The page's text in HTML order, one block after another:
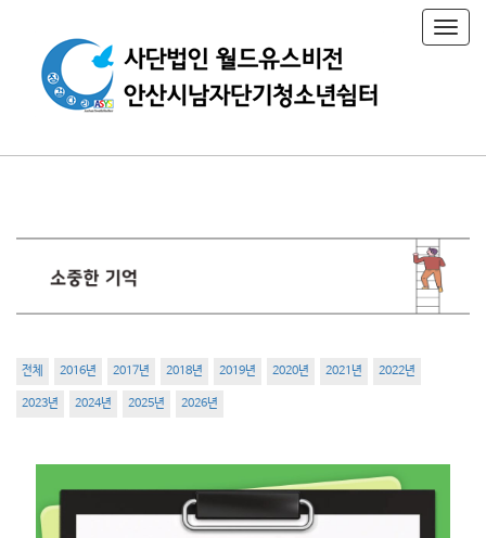
T
o
a
t
전체 2016년 2017년 2018년 2019년 2020년 2021년 2022년
2023년 2024년 2025년 2026년